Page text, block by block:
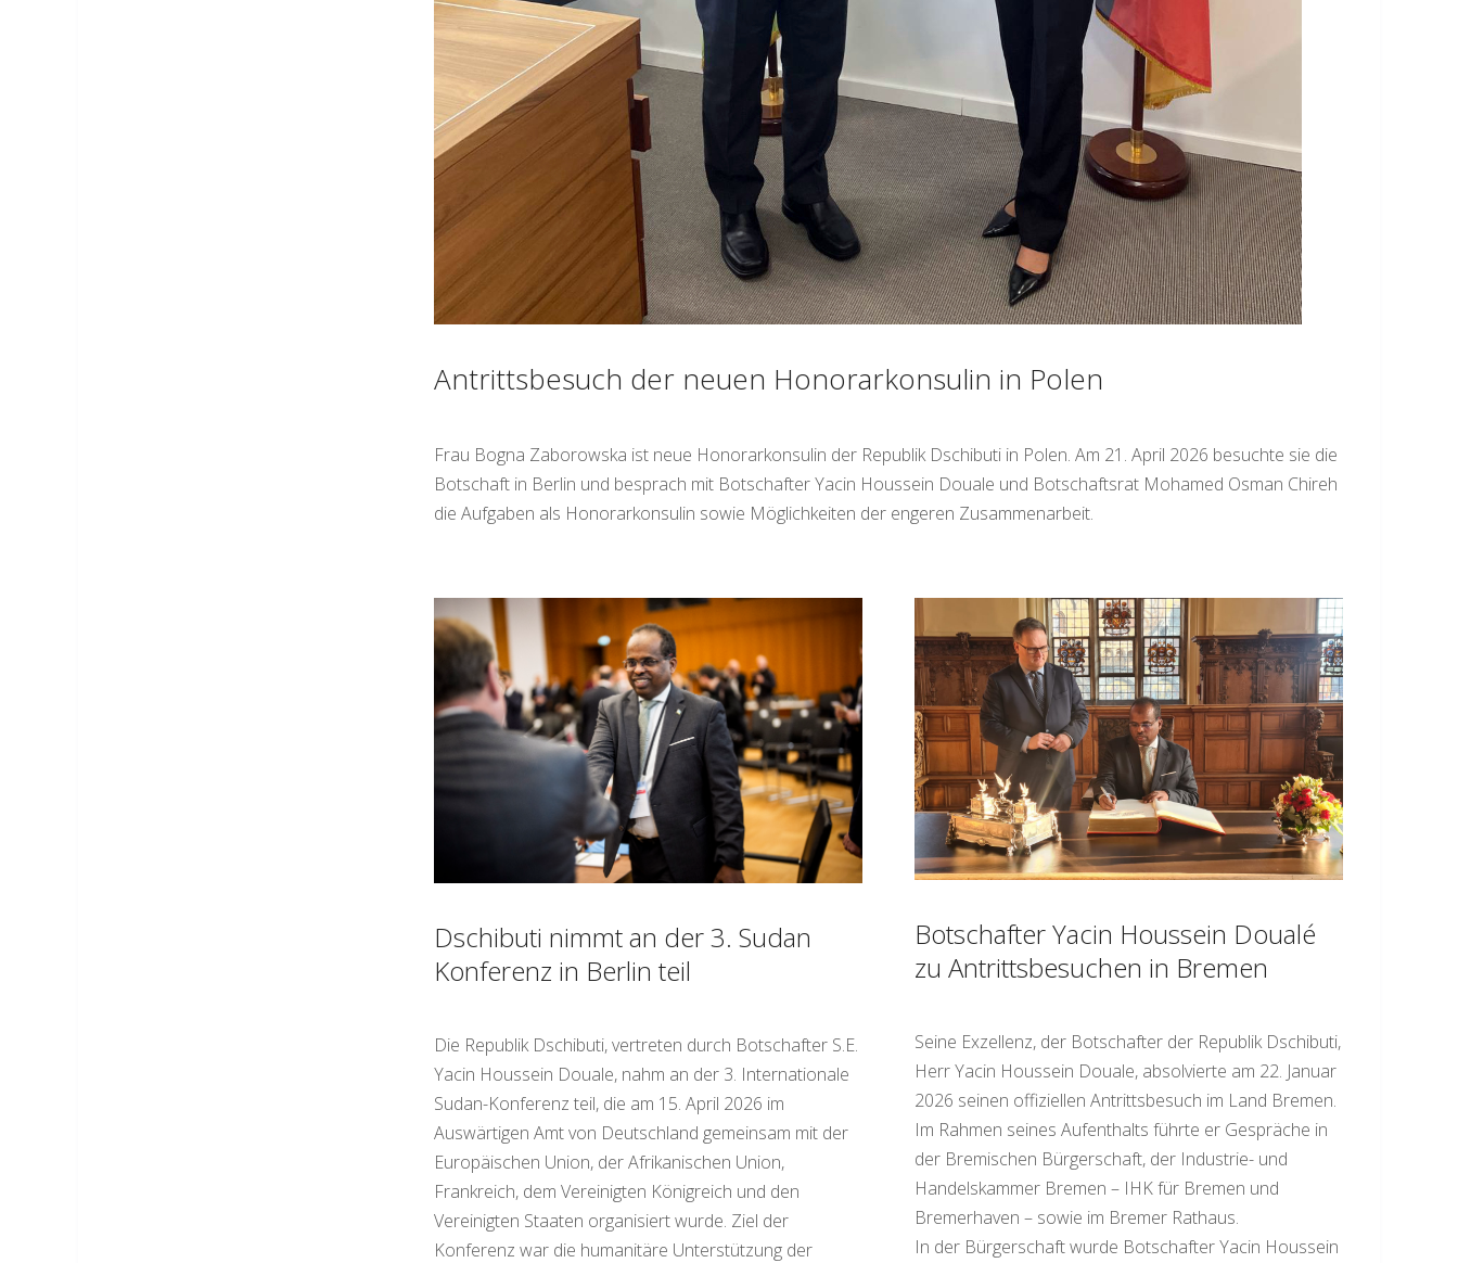
Antrittsbesuch der neuen Honorarkonsulin in Polen
Frau Bogna Zaborowska ist neue Honorarkonsulin der Republik Dschibuti in Polen. Am 21. April 2026 besuchte sie die
Botschaft in Berlin und besprach mit Botschafter Yacin Houssein Douale und Botschaftsrat Mohamed Osman Chireh
die Aufgaben als Honorarkonsulin sowie Möglichkeiten der engeren Zusammenarbeit.
Dschibuti nimmt an der 3. Sudan
Konferenz in Berlin teil
Die Republik Dschibuti, vertreten durch Botschafter S.E.
Yacin Houssein Douale, nahm an der 3. Internationale
Sudan-Konferenz teil, die am 15. April 2026 im
Auswärtigen Amt von Deutschland gemeinsam mit der
Europäischen Union, der Afrikanischen Union,
Frankreich, dem Vereinigten Königreich und den
Vereinigten Staaten organisiert wurde. Ziel der
Konferenz war die humanitäre Unterstützung der
Botschafter Yacin Houssein Doualé
zu Antrittsbesuchen in Bremen
Seine Exzellenz, der Botschafter der Republik Dschibuti,
Herr Yacin Houssein Douale, absolvierte am 22. Januar
2026 seinen offiziellen Antrittsbesuch im Land Bremen.
Im Rahmen seines Aufenthalts führte er Gespräche in
der Bremischen Bürgerschaft, der Industrie- und
Handelskammer Bremen – IHK für Bremen und
Bremerhaven – sowie im Bremer Rathaus.
In der Bürgerschaft wurde Botschafter Yacin Houssein